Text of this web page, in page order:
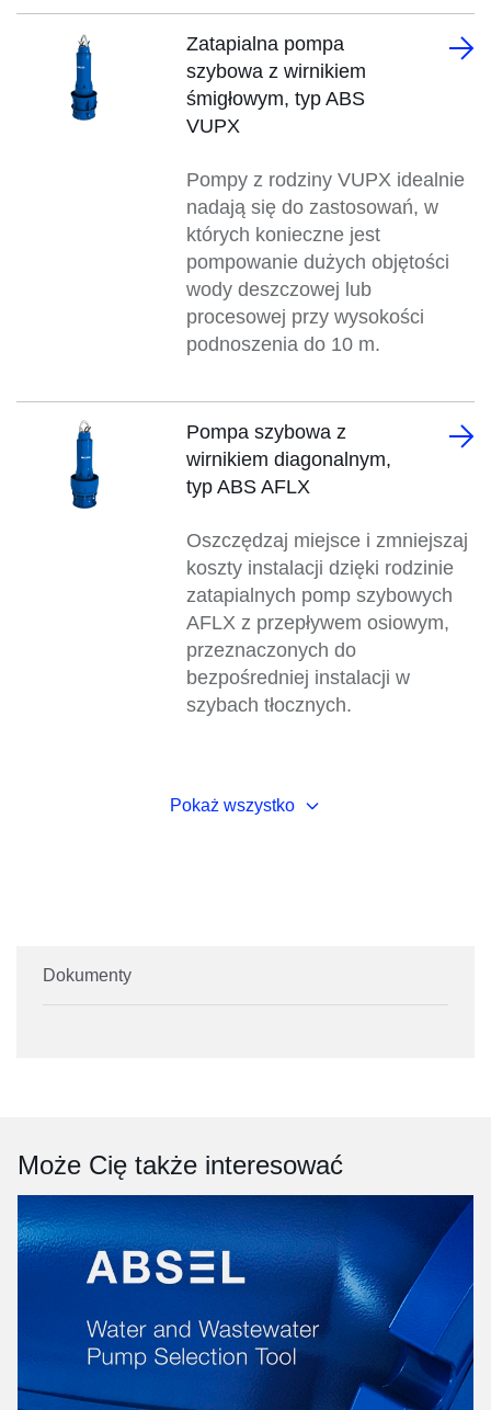
Zatapialna pompa
szybowa z wirnikiem
śmigłowym, typ ABS
VUPX
Pompy z rodziny VUPX idealnie
nadają się do zastosowań, w
których konieczne jest
pompowanie dużych objętości
wody deszczowej lub
procesowej przy wysokości
podnoszenia do 10 m.
Pompa szybowa z
wirnikiem diagonalnym,
typ ABS AFLX
Oszczędzaj miejsce i zmniejszaj
koszty instalacji dzięki rodzinie
zatapialnych pomp szybowych
AFLX z przepływem osiowym,
przeznaczonych do
bezpośredniej instalacji w
szybach tłocznych.
Pokaż wszystko
Dokumenty
Może Cię także interesować